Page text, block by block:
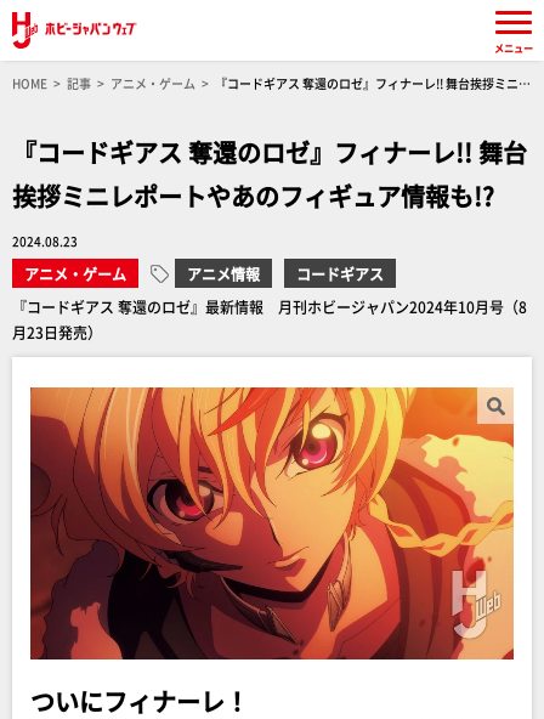
HOME 記事 アニメ・ゲーム
『コードギアス 奪還のロゼ』フィナーレ!! 舞台挨拶ミニレ
『コードギアス 奪還のロゼ』フィナーレ!! 舞台
挨拶ミニレポートやあのフィギュア情報も!?
2024.08.23
アニメ・ゲーム アニメ情報
コードギアス
『コードギアス 奪還のロゼ』最新情報 月刊ホビージャパン2024年10月号（8
月23日発売）
ついにフィナーレ！
メニュー